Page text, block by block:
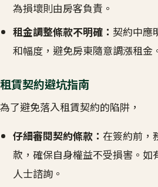
為損壞則由房客負責。
租金調整條款不明確： 契約中應
和幅度，避免房東隨意調漲租金
租賃契約避坑指南
為了避免落入租賃契約的陷阱，
仔細審閱契約條款：在簽約前，
款，確保自身權益不受損害。如
人士諮詢。